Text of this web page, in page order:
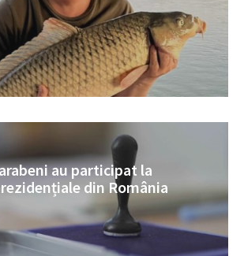
au participat la
din România